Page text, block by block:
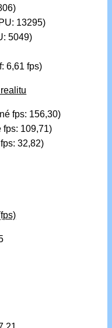
13295)
5049)
6,61 fps)
fps: 156,30)
fps: 109,71)
32,82)